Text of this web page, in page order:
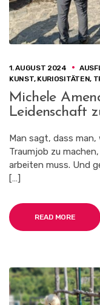
1. AUGUST 2024
KUNST, KURIOSITÄTEN,
Michele
Leidenschaft
Man sagt, dass man,
Traumjob zu
arbeiten muss. Und
[…]
READ MORE